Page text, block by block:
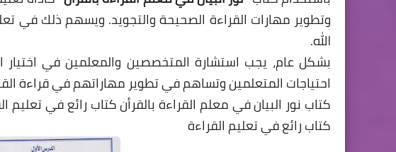
وتطوير مهارات القراءة الصحيحة والتجويد. ويسهم ذلك في
الله.
بشكل عام، يجب استشارة المتخصصين والمعلمين في اختيار
احتياجات المتعلمين وتساهم في تطوير مهاراتهم في قراءة
كتاب نور البيان في معلم القراءة بالقرأن كتاب رائع في تعليم
كتاب رائع في تعليم القراءة